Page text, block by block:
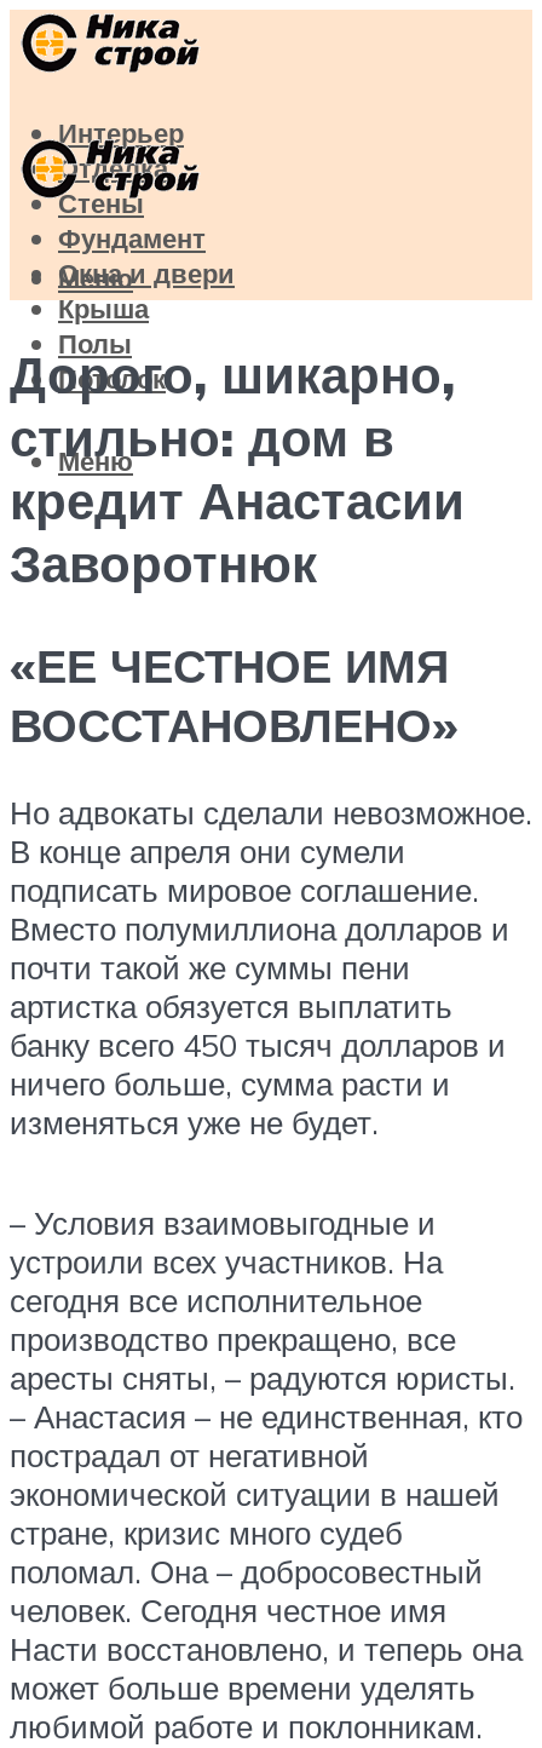
Интерьер
Отделка
Стены
Фундамент
Окна и двери
Крыша
Полы
Потолок
Меню
Меню
Дорого, шикарно,
стильно: дом в
кредит Анастасии
Заворотнюк
«ЕЕ ЧЕСТНОЕ ИМЯ
ВОССТАНОВЛЕНО»
Но адвокаты сделали невозможное.
В конце апреля они сумели
подписать мировое соглашение.
Вместо полумиллиона долларов и
почти такой же суммы пени
артистка обязуется выплатить
банку всего 450 тысяч долларов и
ничего больше, сумма расти и
изменяться уже не будет.
– Условия взаимовыгодные и
устроили всех участников. На
сегодня все исполнительное
производство прекращено, все
аресты сняты, – радуются юристы.
– Анастасия – не единственная, кто
пострадал от негативной
экономической ситуации в нашей
стране, кризис много судеб
поломал. Она – добросовестный
человек. Сегодня честное имя
Насти восстановлено, и теперь она
может больше времени уделять
любимой работе и поклонникам.